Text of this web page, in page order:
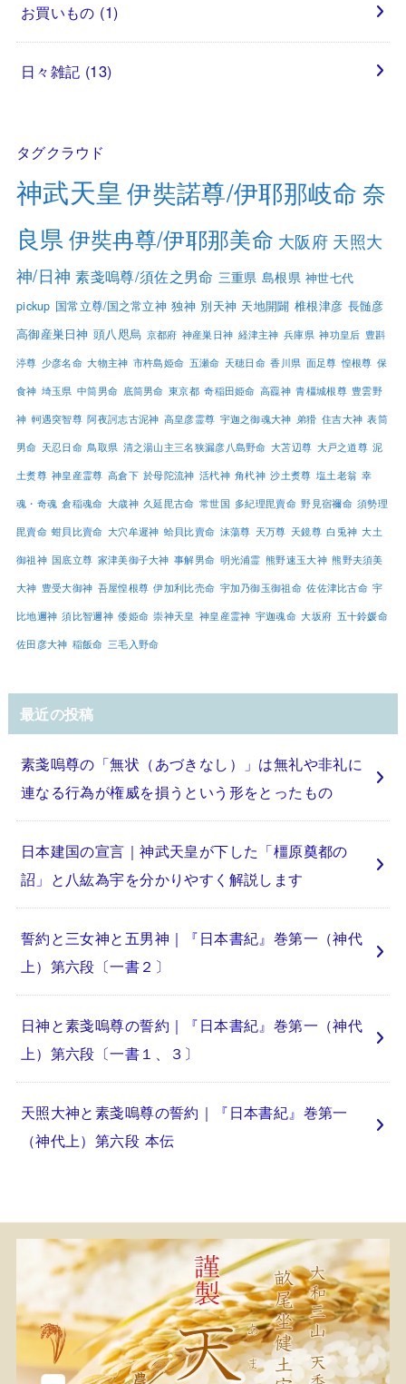
お買いもの (1)
日々雑記 (13)
タグクラウド
神武天皇 伊奘諾尊/伊耶那岐命 奈
良県 伊奘冉尊/伊耶那美命 大阪府 天照大
神/日神 素戔嗚尊/須佐之男命 三重県 島根県 神世七代
pickup 国常立尊/国之常立神 独神 別天神 天地開闢 椎根津彦 長髄彦
高御産巣日神 頭八咫烏 京都府 神産巣日神 経津主神 兵庫県 神功皇后 豊斟
渟尊 少彦名命 大物主神 市杵島姫命 五瀬命 天穂日命 香川県 面足尊 惶根尊 保
食神 埼玉県 中筒男命 底筒男命 東京都 奇稲田姫命 高龗神 青橿城根尊 豊雲野
神 軻遇突智尊 阿夜訶志古泥神 高皇彦霊尊 宇迦之御魂大神 弟猾 住吉大神 表筒
男命 天忍日命 鳥取県 清之湯山主三名狭漏彦八島野命 大苫辺尊 大戸之道尊 泥
土煑尊 神皇産霊尊 高倉下 於母陀流神 活杙神 角杙神 沙土煑尊 塩土老翁 幸
魂・奇魂 倉稲魂命 大歳神 久延毘古命 常世国 多紀理毘賣命 野見宿禰命 須勢理
毘賣命 蚶貝比賣命 大穴牟遲神 蛤貝比賣命 沫蕩尊 天万尊 天鏡尊 白兎神 大土
御祖神 国底立尊 家津美御子大神 事解男命 明光浦霊 熊野速玉大神 熊野夫須美
大神 豊受大御神 吾屋惶根尊 伊加利比売命 宇加乃御玉御祖命 佐佐津比古命 宇
比地邇神 須比智邇神 倭姫命 崇神天皇 神皇産霊神 宇迦魂命 大坂府 五十鈴媛命
佐田彦大神 稲飯命 三毛入野命
最近の投稿
素戔嗚尊の「無状（あづきなし）」は無礼や非礼に
連なる行為が権威を損うという形をとったもの
日本建国の宣言｜神武天皇が下した「橿原奠都の
詔」と八紘為宇を分かりやすく解説します
誓約と三女神と五男神｜『日本書紀』巻第一（神代
上）第六段〔一書２〕
日神と素戔嗚尊の誓約｜『日本書紀』巻第一（神代
上）第六段〔一書１、３〕
天照大神と素戔嗚尊の誓約｜『日本書紀』巻第一
（神代上）第六段 本伝